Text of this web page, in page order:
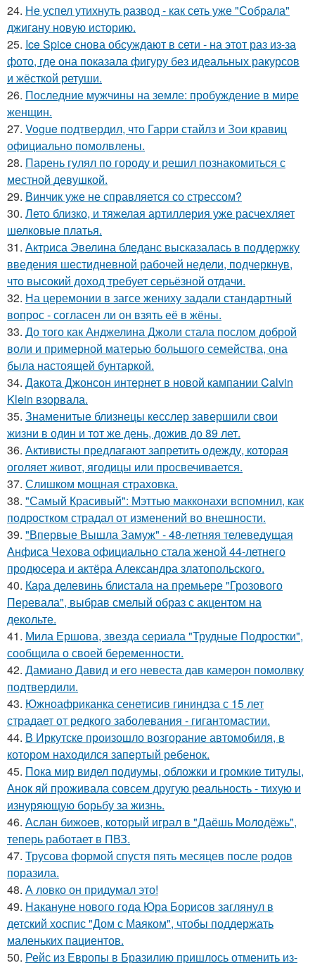
24. Не успел утихнуть развод - как сеть уже "Собрала"
джигану новую историю.
25. Ice Spice снова обсуждают в сети - на этот раз из-за
фото, где она показала фигуру без идеальных ракурсов
и жёсткой ретуши.
26. Последние мужчины на земле: пробуждение в мире
женщин.
27. Vogue подтвердил, что Гарри стайлз и Зои кравиц
официально помолвлены.
28. Парень гулял по городу и решил познакомиться с
местной девушкой.
29. Винчик уже не справляется со стрессом?
30. Лето близко, и тяжелая артиллерия уже расчехляет
шелковые платья.
31. Актриса Эвелина бледанс высказалась в поддержку
введения шестидневной рабочей недели, подчеркнув,
что высокий доход требует серьёзной отдачи.
32. На церемонии в загсе жениху задали стандартный
вопрос - согласен ли он взять её в жёны.
33. До того как Анджелина Джоли стала послом доброй
воли и примерной матерью большого семейства, она
была настоящей бунтаркой.
34. Дакота Джонсон интернет в новой кампании Calvin
Klein взорвала.
35. Знаменитые близнецы кесслер завершили свои
жизни в один и тот же день, дожив до 89 лет.
36. Активисты предлагают запретить одежду, которая
оголяет живот, ягодицы или просвечивается.
37. Слишком мощная страховка.
38. "Самый Красивый": Мэттью макконахи вспомнил, как
подростком страдал от изменений во внешности.
39. "Впервые Вышла Замуж" - 48-летняя телеведущая
Анфиса Чехова официально стала женой 44-летнего
продюсера и актёра Александра златопольского.
40. Кара делевинь блистала на премьере "Грозового
Перевала", выбрав смелый образ с акцентом на
декольте.
41. Мила Ершова, звезда сериала "Трудные Подростки",
сообщила о своей беременности.
42. Дамиано Давид и его невеста дав камерон помолвку
подтвердили.
43. Южноафриканка сенетисив гининдза с 15 лет
страдает от редкого заболевания - гигантомастии.
44. В Иркутске произошло возгорание автомобиля, в
котором находился запертый ребенок.
45. Пока мир видел подиумы, обложки и громкие титулы,
Анок яй проживала совсем другую реальность - тихую и
изнуряющую борьбу за жизнь.
46. Аслан бижоев, который играл в "Даёшь Молодёжь",
теперь работает в ПВЗ.
47. Трусова формой спустя пять месяцев после родов
поразила.
48. А ловко он придумал это!
49. Накануне нового года Юра Борисов заглянул в
детский хоспис "Дом с Маяком", чтобы поддержать
маленьких пациентов.
50. Рейс из Европы в Бразилию пришлось отменить из-